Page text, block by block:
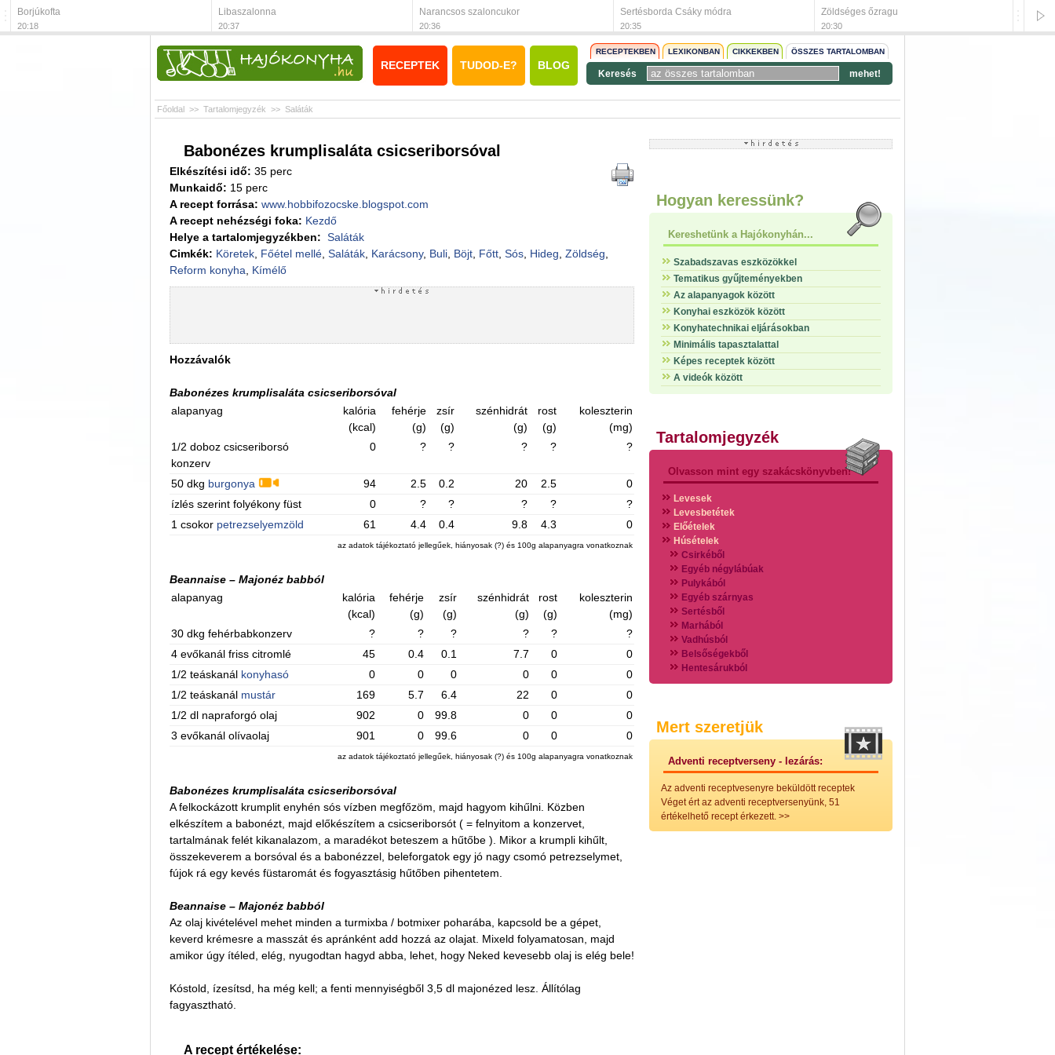
Borjúkofta
20:18
Libaszalonna
20:37
Narancsos szaloncukor
20:36
Sertésborda Csáky módra
20:35
Zöldséges őzragu
20:30
Kvász
RECEPTEK TUDOD-E? BLOG
RECEPTEKBEN LEXIKONBAN CIKKEKBEN ÖSSZES TARTALOMBAN
Keresés mehet!
Főoldal >> Tartalomjegyzék >> Saláták
Babonézes krumplisaláta csicseriborsóval
Elkészítési idő: 35 perc
Munkaidő: 15 perc
A recept forrása: www.hobbifozocske.blogspot.com
A recept nehézségi foka: Kezdő
Helye a tartalomjegyzékben: Saláták
Cimkék: Köretek, Főétel mellé, Saláták, Karácsony, Buli, Böjt, Főtt, Sós, Hideg Zöldség
Reform konyha
Kímélő
Hozzávalók
Babonézes krumplisaláta csicseriborsóval
alapanyag
kalória
(kcal)
fehérje
(g)
zsír
(g)
szénhidrát
(g)
rost
(g)
koleszterin
(mg)
1/2 doboz csicseriborsó
konzerv
0 ? ? ? ? ?
50 dkg burgonya 94 2.5 0.2 20 2.5
0
ízlés szerint folyékony füst
0 ? ? ? ?
?
1 csokor petrezselyemzöld 61 4.4 0.4 9.8 4.3 0
az adatok tájékoztató jellegűek, hiányosak (?) és 100g alapanyagra vonatkoznak
Beannaise – Majonéz babból
alapanyag
kalória
(kcal)
fehérje
(g)
zsír
(g)
szénhidrát
(g)
rost
(g)
koleszterin
(mg)
30 dkg fehérbabkonzerv
? ? ? ? ?
?
4 evőkanál friss citromlé
45 0.4 0.1 7.7 0
0
1/2 teáskanál konyhasó 0 0 0 0 0
0
1/2 teáskanál mustár 169 5.7 6.4 22 0
0
1/2 dl napraforgó olaj
902 0 99.8 0 0
0
3 evőkanál olívaolaj
901 0 99.6 0 0 0
az adatok tájékoztató jellegűek, hiányosak (?) és 100g alapanyagra vonatkoznak
Babonézes krumplisaláta csicseriborsóval
A felkockázott krumplit enyhén sós vízben megfőzöm, majd hagyom kihűlni. Közben
elkészítem a babonézt, majd előkészítem a csicseriborsót ( = felnyitom a konzervet,
tartalmának felét kikanalazom, a maradékot beteszem a hűtőbe ). Mikor a krumpli kihűlt,
összekeverem a borsóval és a babonézzel, beleforgatok egy jó nagy csomó petrezselymet,
fújok rá egy kevés füstaromát és fogyasztásig hűtőben pihentetem.
Beannaise – Majonéz babból
Az olaj kivételével mehet minden a turmixba / botmixer poharába, kapcsold be a gépet,
keverd krémesre a masszát és apránként add hozzá az olajat. Mixeld folyamatosan, majd
amikor úgy ítéled, elég, nyugodtan hagyd abba, lehet, hogy Neked kevesebb olaj is elég bele!
Kóstold, ízesítsd, ha még kell; a fenti mennyiségből 3,5 dl majonézed lesz. Állítólag
fagyasztható.
A recept értékelése:
Hogyan keressünk?
Kereshetünk a Hajókonyhán...
Szabadszavas eszközökkel
Tematikus gyűjteményekben
Az alapanyagok között
Konyhai eszközök között
Konyhatechnikai eljárásokban
Minimális tapasztalattal
Képes receptek között
A videók között
Tartalomjegyzék
Olvasson mint egy szakácskönyvben!
Levesek
Levesbetétek
Előételek
Húsételek
Csirkéből
Egyéb négylábúak
Pulykából
Egyéb szárnyas
Sertésből
Marhából
Vadhúsból
Belsőségekből
Hentesárukból
Vadszárnyasokból
Halak
Hidegvérűek
Klasszikus főzelékek
Zöldséges ételek
Saláták
Hidegkonyhai készítmények
Mert szeretjük
Adventi receptverseny - lezárás:
Az adventi receptvesenyre beküldött receptek
Véget ért az adventi receptversenyünk, 51
értékelhető recept érkezett.>>